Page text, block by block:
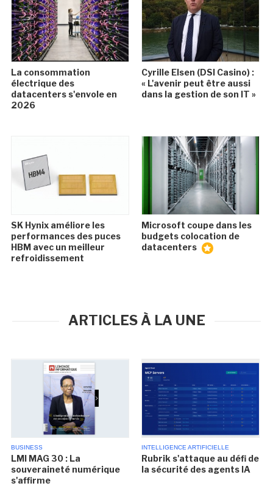
La consommation
électrique des
datacenters s'envole en
2026
Cyrille Elsen (DSI Casino) :
« L'avenir peut être aussi
dans la gestion de son IT »
SK Hynix améliore les
performances des puces
HBM avec un meilleur
refroidissement
Microsoft coupe dans les
budgets colocation de
datacenters
ARTICLES À LA UNE
BUSINESS
LMI MAG 30 : La
souveraineté numérique
s'affirme
INTELLIGENCE ARTIFICIELLE
Rubrik s'attaque au défi de
la sécurité des agents IA